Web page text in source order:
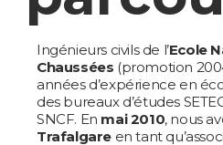
Ingénieurs civils de l’Ecole
Chaussées (promotion
années d’expérience en
des bureaux d’études
SNCF. En mai2010, nous
Trafalgare en tant